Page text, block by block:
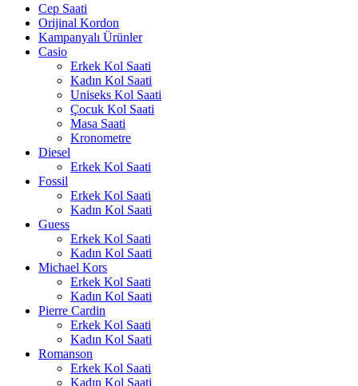
Cep Saati
Orijinal Kordon
Kampanyalı Ürünler
Casio
Erkek Kol Saati
Kadın Kol Saati
Uniseks Kol Saati
Çocuk Kol Saati
Masa Saati
Kronometre
Diesel
Erkek Kol Saati
Fossil
Erkek Kol Saati
Kadın Kol Saati
Guess
Erkek Kol Saati
Kadın Kol Saati
Michael Kors
Erkek Kol Saati
Kadın Kol Saati
Pierre Cardin
Erkek Kol Saati
Kadın Kol Saati
Romanson
Erkek Kol Saati
Kadın Kol Saati